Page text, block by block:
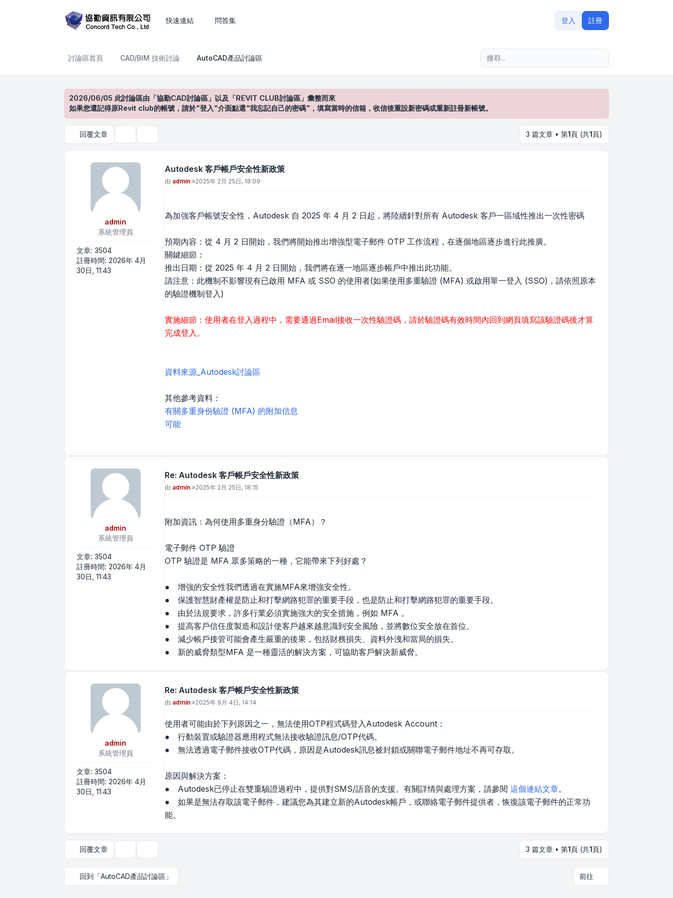
快速連結 問答集 登入 註冊
討論區首頁 CAD/BIM 技術討論 AutoCAD產品討論區
2026/06/05 此討論區由「協勤CAD討論區」以及「REVIT CLUB討論區」彙整而來
如果您還記得原Revit club的帳號，請於"登入"介面點選"我忘記自己的密碼"，填寫當時的信箱，收信後重設新密碼或重新註冊新帳號。
回覆文章 3 篇文章 • 第1頁 (共1頁)
admin
系統管理員
文章: 3504
註冊時間: 2026年 4月
30日, 11:43
Autodesk 客戶帳戶安全性新政策
文章
由 admin »2025年 2月 25日, 18:09
為加強客戶帳號安全性，Autodesk 自 2025 年 4 月 2 日起，將陸續針對所有 Autodesk 客戶一區域性推出一次性密碼
預期內容：從 4 月 2 日開始，我們將開始推出增強型電子郵件 OTP 工作流程，在逐個地區逐步進行此推廣。
關鍵細節：
推出日期：從 2025 年 4 月 2 日開始，我們將在逐一地區逐步帳戶中推出此功能。
請注意：此機制不影響現有已啟用 MFA 或 SSO 的使用者(如果使用多重驗證 (MFA) 或啟用單一登入 (SSO)，請依照原本
的驗證機制登入)
實施細節：使用者在登入過程中，需要通過Email接收一次性驗證碼，請於驗證碼有效時間內回到網頁填寫該驗證碼後才算
完成登入。
資料來源_Autodesk討論區
其他參考資料：
有關多重身份驗證 (MFA) 的附加信息
可能
admin
系統管理員
文章: 3504
註冊時間: 2026年 4月
30日, 11:43
Re: Autodesk 客戶帳戶安全性新政策
文章
由 admin »2025年 2月 25日, 18:15
附加資訊：為何使用多重身分驗證（MFA）？
電子郵件 OTP 驗證
OTP 驗證是 MFA 眾多策略的一種，它能帶來下列好處？
● 增強的安全性我們透過在實施MFA來增強安全性。
● 保護智慧財產權是防止和打擊網路犯罪的重要手段，也是防止和打擊網路犯罪的重要手段。
● 由於法規要求，許多行業必須實施強大的安全措施，例如 MFA 。
● 提高客戶信任度製造和設計使客戶越來越意識到安全風險，並將數位安全放在首位。
● 減少帳戶接管可能會產生嚴重的後果，包括財務損失、資料外洩和當局的損失。
● 新的威脅類型MFA 是一種靈活的解決方案，可協助客戶解決新威脅。
admin
系統管理員
文章: 3504
註冊時間: 2026年 4月
30日, 11:43
Re: Autodesk 客戶帳戶安全性新政策
文章
由 admin »2025年 9月 4日, 14:14
使用者可能由於下列原因之一，無法使用OTP程式碼登入Autodesk Account：
● 行動裝置或驗證器應用程式無法接收驗證訊息/OTP代碼。
● 無法透過電子郵件接收OTP代碼，原因是Autodesk訊息被封鎖或關聯電子郵件地址不再可存取。
原因與解決方案：
● Autodesk已停止在雙重驗證過程中，提供對SMS/語音的支援。有關詳情與處理方案，請參閱 這個連結文章。
● 如果是無法存取該電子郵件，建議您為其建立新的Autodesk帳戶，或聯絡電子郵件提供者，恢復該電子郵件的正常功
能。
回覆文章 3 篇文章 • 第1頁 (共1頁)
回到「AutoCAD產品討論區」 前往